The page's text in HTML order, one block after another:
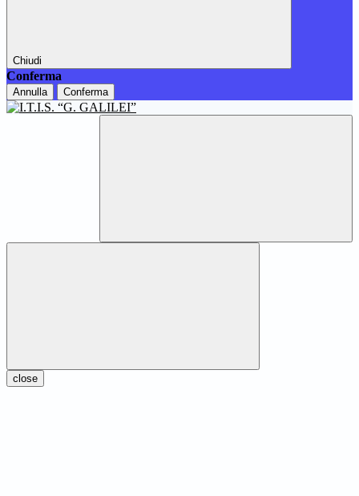
Chiudi
Conferma
Annulla Conferma
close